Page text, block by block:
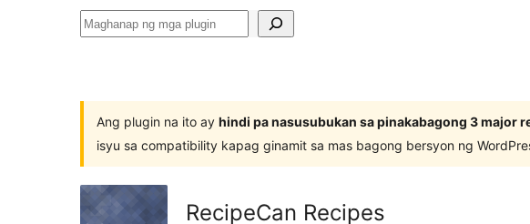
Maghanap
plugin
Ang plugin na ito ay hindi pa nasusubukan sa pinakabagong 3 major
isyu sa compatibility kapag ginamit sa mas bagong bersyon ng
RecipeCan Recipes